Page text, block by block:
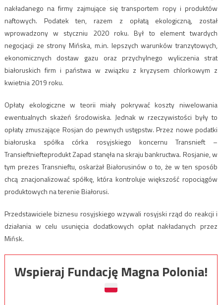
nakładanego na firmy zajmujące się transportem ropy i produktów
naftowych. Podatek ten, razem z opłatą ekologiczną, został
wprowadzony w styczniu 2020 roku. Był to element twardych
negocjacji ze strony Mińska, m.in. lepszych warunków tranzytowych,
ekonomicznych dostaw gazu oraz przychylnego wyliczenia strat
białoruskich firm i państwa w związku z kryzysem chlorkowym z
kwietnia 2019 roku.
Opłaty ekologiczne w teorii miały pokrywać koszty niwelowania
ewentualnych skażeń środowiska. Jednak w rzeczywistości były to
opłaty zmuszające Rosjan do pewnych ustępstw. Przez nowe podatki
białoruska spółka córka rosyjskiego koncernu Transnieft –
Transieftniefteprodukt Zapad stanęła na skraju bankructwa. Rosjanie, w
tym prezes Transnieftu, oskarżał Białorusinów o to, że w ten sposób
chcą znacjonalizować spółkę, która kontroluje większość ropociągów
produktowych na terenie Białorusi.
Przedstawiciele biznesu rosyjskiego wzywali rosyjski rząd do reakcji i
działania w celu usunięcia dodatkowych opłat nakładanych przez
Mińsk.
Wspieraj Fundację Magna Polonia!